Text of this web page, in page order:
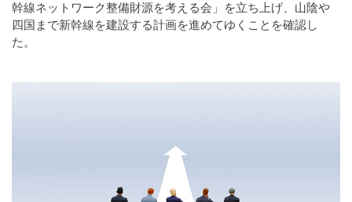
幹線ネットワーク整備財源を考える会」を立ち上げ、山陰や
四国まで新幹線を建設する計画を進めてゆくことを確認し
た。